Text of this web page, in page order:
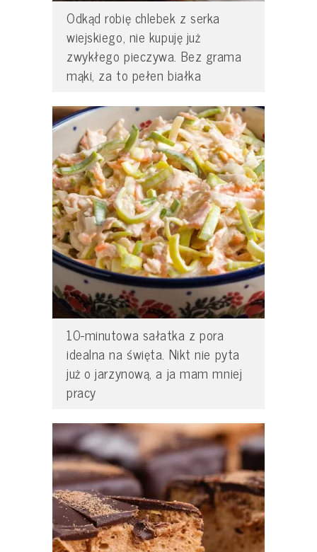
Odkąd robię chlebek z serka
wiejskiego, nie kupuję już
zwykłego pieczywa. Bez grama
mąki, za to pełen białka
10-minutowa sałatka z pora
idealna na święta. Nikt nie pyta
już o jarzynową, a ja mam mniej
pracy